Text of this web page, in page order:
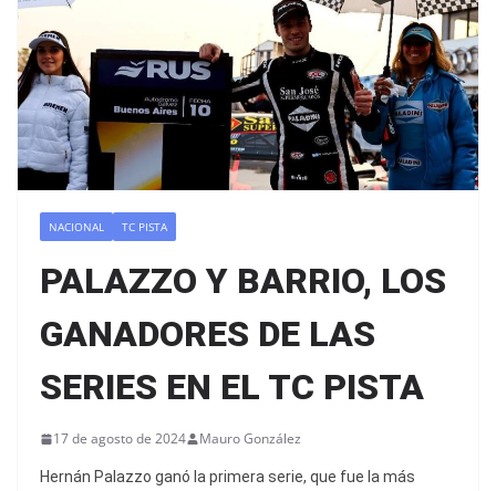
NACIONAL TC PISTA
PALAZZO Y BARRIO, LOS
GANADORES DE LAS
SERIES EN EL TC PISTA
17 de agosto de 2024 Mauro González
Hernán Palazzo ganó la primera serie, que fue la más